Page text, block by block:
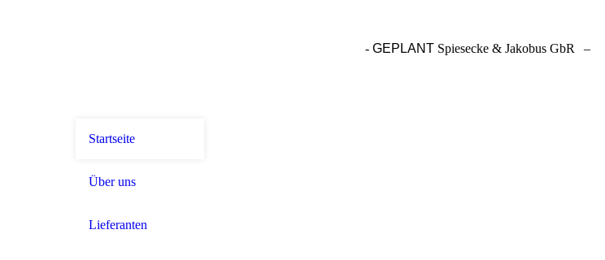
-GEPLANTSpiesecke & Jakobus GbR –
Startseite
Über uns
Lieferanten